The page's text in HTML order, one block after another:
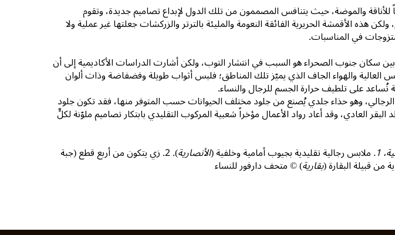
للأناقة والموضة، حيث يتنافس المصممون من تلك الدول لإبداع تصاميم جديدة، وتقوم
هذه الأقمشة الحريرية الفائقة النعومة والمليئة بالترتر والزركشات جعلتها غير عملية ولا
في المناسبات.
بين سكان جنوب الصحراء هو السبب في انتشار التوب، ولكن أشارت الدراسات الأكاديمية إلى أن
العالية والهواء الجاف الذي يميّز تلك المناطق؛ فلبس أثواب طويلة وفضفاضة وذات ألوان
على تلطيف حرارة الجسم للرجال والنساء.
وهو حذاء جلدي يُصنع من جلود مختلف الحيوانات حسب المتوفر منها، فقد تكون جلود
العادي، وقد أعاد رواد الأعمال مؤخراً شعبية المركوب التقليدي بابتكار تصاميم ملوّنة لكلٍّ
1. ملابس رجالية تقليدية بجيوب أمامية وخلفية (الأنصارية ). 2. زي يتكون من أربع قطع (جبة
بقارية) © متحف دارفور للنساء